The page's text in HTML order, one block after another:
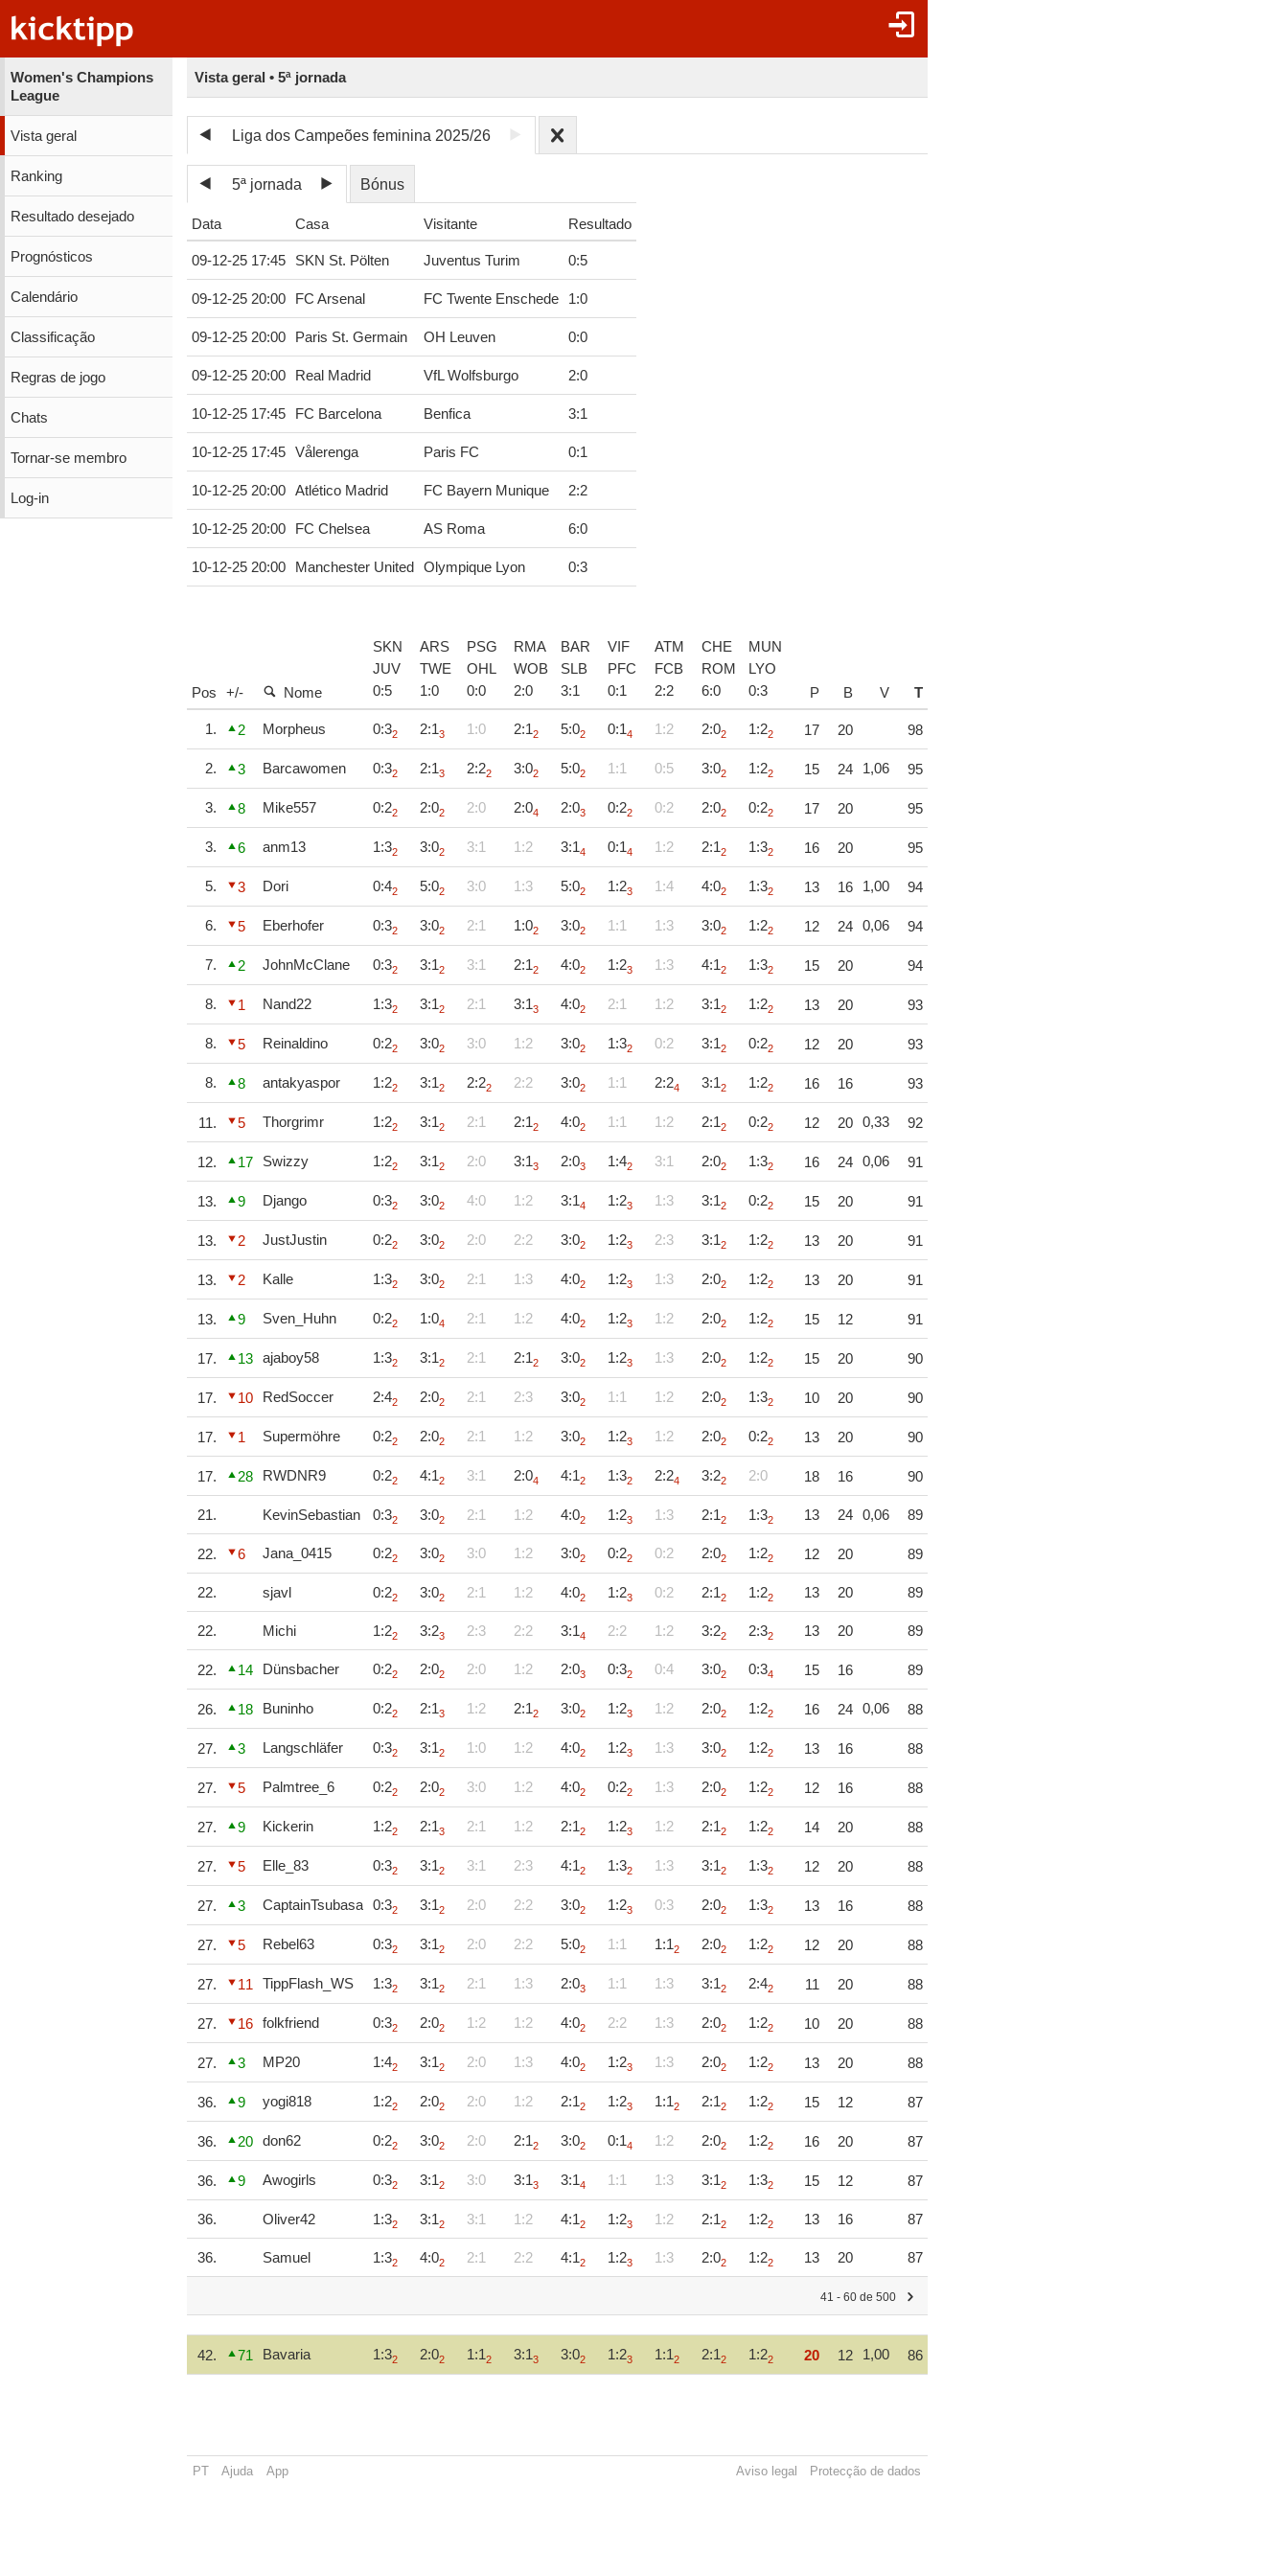
Women's Champions
League
Vista geral
Ranking
Resultado desejado
Prognósticos
Calendário
Classificação
Regras de jogo
Chats
Tornar-se membro
Log-in
Vista geral • 5ª jornada
Liga dos Campeões feminina 2025/26
5ª jornada Bónus
Data Casa Visitante Resultado
09-12-25 17:45 SKN St. Pölten Juventus Turim 0:5
09-12-25 20:00 FC Arsenal FC Twente Enschede 1:0
09-12-25 20:00 Paris St. Germain OH Leuven 0:0
09-12-25 20:00 Real Madrid VfL Wolfsburgo 2:0
10-12-25 17:45 FC Barcelona Benfica 3:1
10-12-25 17:45 Vålerenga Paris FC 0:1
10-12-25 20:00 Atlético Madrid FC Bayern Munique 2:2
10-12-25 20:00 FC Chelsea AS Roma 6:0
10-12-25 20:00 Manchester United Olympique Lyon 0:3
Pos +/- Nome
SKN
JUV
0:5
ARS
TWE
1:0
PSG
OHL
0:0
RMA
WOB
2:0
BAR
SLB
3:1
VIF
PFC
0:1
ATM
FCB
2:2
CHE
ROM
6:0
MUN
LYO
0:3 P B V T
1. 2 Morpheus 0:32 2:13 1:0 2:12 5:02 0:14 1:2 2:02 1:22 17 20 98
2. 3 Barcawomen 0:32 2:13 2:22 3:02 5:02 1:1 0:5 3:02 1:22 15 24 1,06 95
3. 8 Mike557 0:22 2:02 2:0 2:04 2:03 0:22 0:2 2:02 0:22 17 20 95
3. 6 anm13 1:32 3:02 3:1 1:2 3:14 0:14 1:2 2:12 1:32 16 20 95
5. 3 Dori 0:42 5:02 3:0 1:3 5:02 1:23 1:4 4:02 1:32 13 16 1,00 94
6. 5 Eberhofer 0:32 3:02 2:1 1:02 3:02 1:1 1:3 3:02 1:22 12 24 0,06 94
7. 2 JohnMcClane 0:32 3:12 3:1 2:12 4:02 1:23 1:3 4:12 1:32 15 20 94
8. 1 Nand22 1:32 3:12 2:1 3:13 4:02 2:1 1:2 3:12 1:22 13 20 93
8. 5 Reinaldino 0:22 3:02 3:0 1:2 3:02 1:32 0:2 3:12 0:22 12 20 93
8. 8 antakyaspor 1:22 3:12 2:22 2:2 3:02 1:1 2:24 3:12 1:22 16 16 93
11. 5 Thorgrimr 1:22 3:12 2:1 2:12 4:02 1:1 1:2 2:12 0:22 12 20 0,33 92
12. 17 Swizzy 1:22 3:12 2:0 3:13 2:03 1:42 3:1 2:02 1:32 16 24 0,06 91
13. 9 Django 0:32 3:02 4:0 1:2 3:14 1:23 1:3 3:12 0:22 15 20 91
13. 2 JustJustin 0:22 3:02 2:0 2:2 3:02 1:23 2:3 3:12 1:22 13 20 91
13. 2 Kalle 1:32 3:02 2:1 1:3 4:02 1:23 1:3 2:02 1:22 13 20 91
13. 9 Sven_Huhn 0:22 1:04 2:1 1:2 4:02 1:23 1:2 2:02 1:22 15 12 91
17. 13 ajaboy58 1:32 3:12 2:1 2:12 3:02 1:23 1:3 2:02 1:22 15 20 90
17. 10 RedSoccer 2:42 2:02 2:1 2:3 3:02 1:1 1:2 2:02 1:32 10 20 90
17. 1 Supermöhre 0:22 2:02 2:1 1:2 3:02 1:23 1:2 2:02 0:22 13 20 90
17. 28 RWDNR9 0:22 4:12 3:1 2:04 4:12 1:32 2:24 3:22 2:0 18 16 90
21. KevinSebastian 0:32 3:02 2:1 1:2 4:02 1:23 1:3 2:12 1:32 13 24 0,06 89
22. 6 Jana_0415 0:22 3:02 3:0 1:2 3:02 0:22 0:2 2:02 1:22 12 20 89
22. sjavl 0:22 3:02 2:1 1:2 4:02 1:23 0:2 2:12 1:22 13 20 89
22. Michi 1:22 3:23 2:3 2:2 3:14 2:2 1:2 3:22 2:32 13 20 89
22. 14 Dünsbacher 0:22 2:02 2:0 1:2 2:03 0:32 0:4 3:02 0:34 15 16 89
26. 18 Buninho 0:22 2:13 1:2 2:12 3:02 1:23 1:2 2:02 1:22 16 24 0,06 88
27. 3 Langschläfer 0:32 3:12 1:0 1:2 4:02 1:23 1:3 3:02 1:22 13 16 88
27. 5 Palmtree_6 0:22 2:02 3:0 1:2 4:02 0:22 1:3 2:02 1:22 12 16 88
27. 9 Kickerin 1:22 2:13 2:1 1:2 2:12 1:23 1:2 2:12 1:22 14 20 88
27. 5 Elle_83 0:32 3:12 3:1 2:3 4:12 1:32 1:3 3:12 1:32 12 20 88
27. 3 CaptainTsubasa 0:32 3:12 2:0 2:2 3:02 1:23 0:3 2:02 1:32 13 16 88
27. 5 Rebel63 0:32 3:12 2:0 2:2 5:02 1:1 1:12 2:02 1:22 12 20 88
27. 11 TippFlash_WS 1:32 3:12 2:1 1:3 2:03 1:1 1:3 3:12 2:42 11 20 88
27. 16 folkfriend 0:32 2:02 1:2 1:2 4:02 2:2 1:3 2:02 1:22 10 20 88
27. 3 MP20 1:42 3:12 2:0 1:3 4:02 1:23 1:3 2:02 1:22 13 20 88
36. 9 yogi818 1:22 2:02 2:0 1:2 2:12 1:23 1:12 2:12 1:22 15 12 87
36. 20 don62 0:22 3:02 2:0 2:12 3:02 0:14 1:2 2:02 1:22 16 20 87
36. 9 Awogirls 0:32 3:12 3:0 3:13 3:14 1:1 1:3 3:12 1:32 15 12 87
36. Oliver42 1:32 3:12 3:1 1:2 4:12 1:23 1:2 2:12 1:22 13 16 87
36. Samuel 1:32 4:02 2:1 2:2 4:12 1:23 1:3 2:02 1:22 13 20 87
41 - 60 de 500
42. 71 Bavaria 1:32 2:02 1:12 3:13 3:02 1:23 1:12 2:12 1:22 20 12 1,00 86
PT Ajuda App Aviso legal Protecção de dados